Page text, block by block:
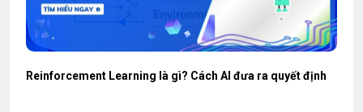
Reinforcement Learning là gì? Cách AI đưa ra quyết định